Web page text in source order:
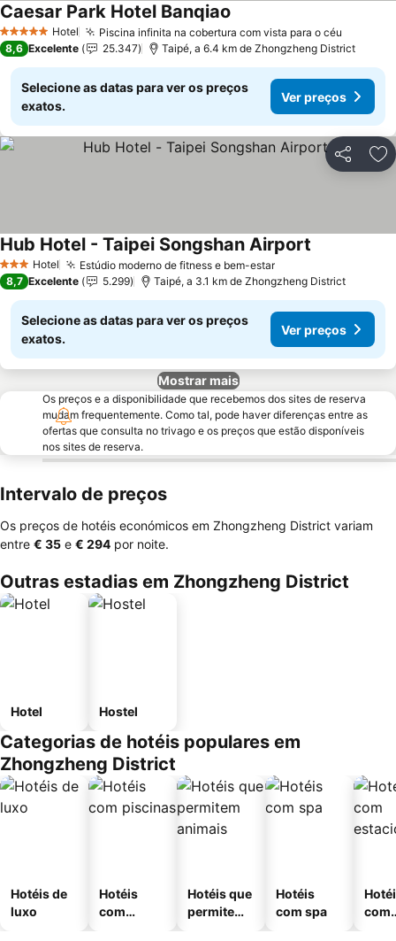
5 Estrelas Hotel Piscina infinita na cobertura com vista para o céu
Caesar Park Hotel Banqiao
8,6 Excelente 25.347 Taipé, a 6.4 km de Zhongzheng District
Selecione as datas para ver os preços
exatos.
Ver preços
Partilhar
3 EstrelasHotel Estúdio moderno de fitness e bem-estar
Hub Hotel - Taipei Songshan Airport
8,7 Excelente 5.299 Taipé, a 3.1 km de Zhongzheng District
Selecione as datas para ver os preços
exatos.
Ver preços
Mostrar mais
Os preços e a disponibilidade que recebemos dos sites de reserva
mudam frequentemente. Como tal, pode haver diferenças entre as
ofertas que consulta no trivago e os preços que estão disponíveis
nos sites de reserva.
Intervalo de preços
Os preços de hotéis económicos em Zhongzheng District variam
entre ‎€ 35 e ‎€ 294 por noite.
Outras estadias em Zhongzheng District
Hotel Hostel
Categorias de hotéis populares em
Zhongzheng District
Hotéis de
luxo
Hotéis
com
Hotéis que
permitem
Hotéis
com spa
com